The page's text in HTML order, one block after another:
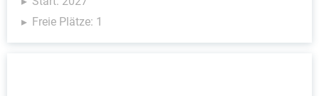
Freie Plätze: 1